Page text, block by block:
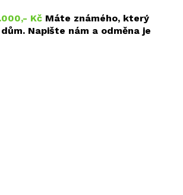
Kč Máte známého, který
Napište nám a odměna je